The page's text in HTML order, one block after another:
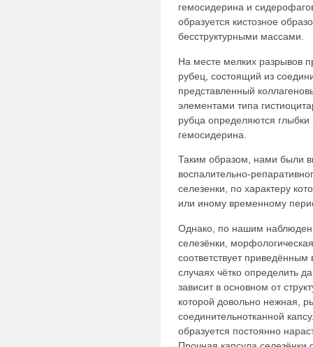
гемосидерина и
образуется кистозное
бесструктурными массами.
На месте мелких разрывов
рубец, состоящий из
представленный
элементами типа
рубца определяются
гемосидерина.
Таким образом, нами были
воспалительно-
селезенки, по характеру
или иному временному
Однако, по нашим
селезёнки,
соответствует
случаях чётко определить
зависит в основном от
которой довольно нежная,
соединительнотканной
образуется постоянно